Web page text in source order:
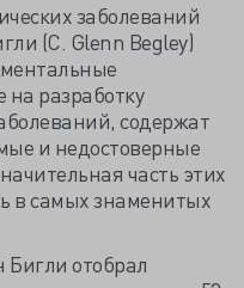
заболеваний
(C. Glenn Begley)
разработку
содержат
и недостоверные
часть этих
в самых знаменитых
Бигли отобрал